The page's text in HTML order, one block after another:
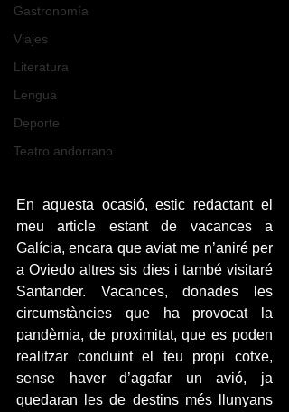
Gastronomía
Viajes
Literatura
Lengua
Deporte
Teatro andorrano
En aquesta ocasió, estic redactant el
meu article estant de vacances a
Galícia, encara que aviat me n’aniré per
a Oviedo altres sis dies i també visitaré
Santander. Vacances, donades les
circumstàncies que ha provocat la
pandèmia, de proximitat, que es poden
realitzar conduint el teu propi cotxe,
sense haver d’agafar un avió, ja
quedaran les de destins més llunyans